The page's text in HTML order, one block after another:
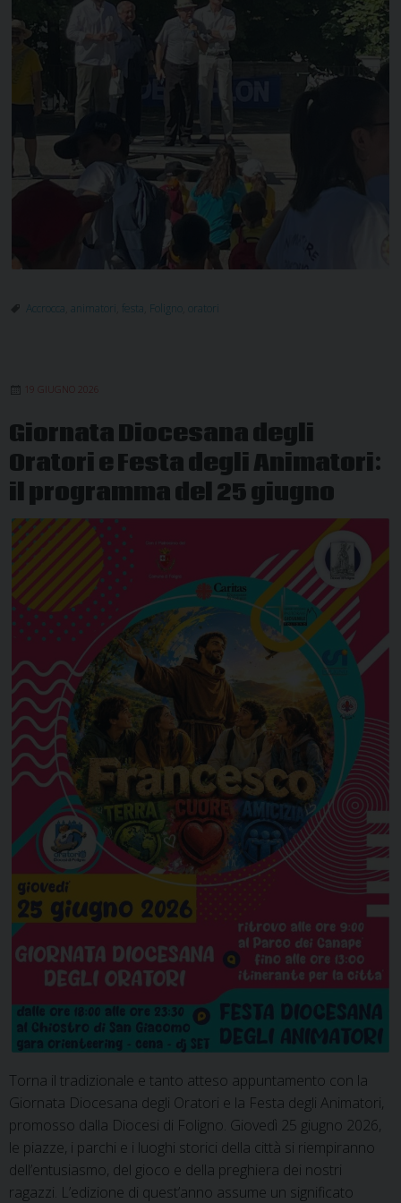
Accrocca animatori festa Foligno oratori
19 GIUGNO 2026
Giornata Diocesana degli
Oratori e Festa degli Animatori:
il programma del 25 giugno
Torna il tradizionale e tanto atteso appuntamento con la
Giornata Diocesana degli Oratori e la Festa degli Animatori,
promosso dalla Diocesi di Foligno. Giovedì 25 giugno 2026,
le piazze, i parchi e i luoghi storici della città si riempiranno
dell’entusiasmo, del gioco e della preghiera dei nostri
ragazzi. L’edizione di quest’anno assume un significato